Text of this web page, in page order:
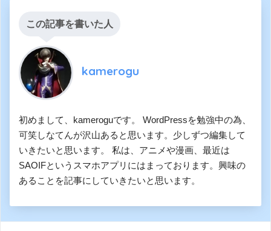
この記事を書いた人
kamerogu
初めまして、kameroguです。 WordPressを勉強中の為、
可笑しなてんが沢山あると思います。少しずつ編集して
いきたいと思います。 私は、アニメや漫画、最近は
SAOIFというスマホアプリにはまっております。興味の
あることを記事にしていきたいと思います。